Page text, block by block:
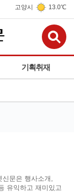
고양시 13.0℃
기획취재
신문은 행사소개,
유익하고 재미있고